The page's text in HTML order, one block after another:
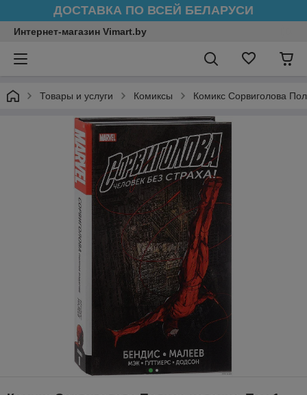
ДОСТАВКА ПО ВСЕЙ БЕЛАРУСИ
Интернет-магазин Vimart.by
Товары и услуги Комиксы Комикс Сорвиголова